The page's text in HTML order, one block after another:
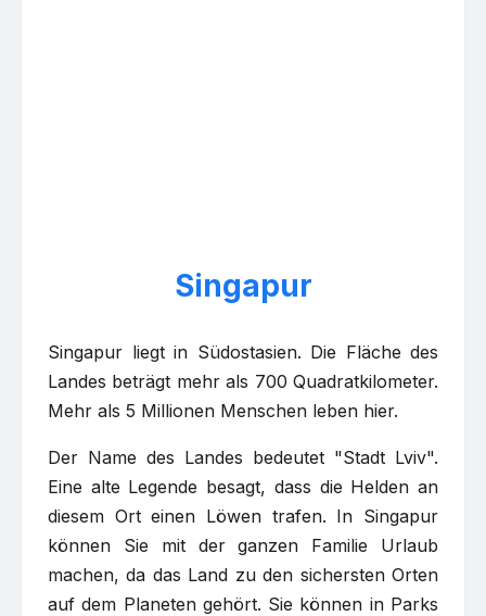
Singapur
Singapur liegt in Südostasien. Die Fläche des
Landes beträgt mehr als 700 Quadratkilometer.
Mehr als 5 Millionen Menschen leben hier.
Der Name des Landes bedeutet "Stadt Lviv".
Eine alte Legende besagt, dass die Helden an
diesem Ort einen Löwen trafen. In Singapur
können Sie mit der ganzen Familie Urlaub
machen, da das Land zu den sichersten Orten
auf dem Planeten gehört. Sie können in Parks